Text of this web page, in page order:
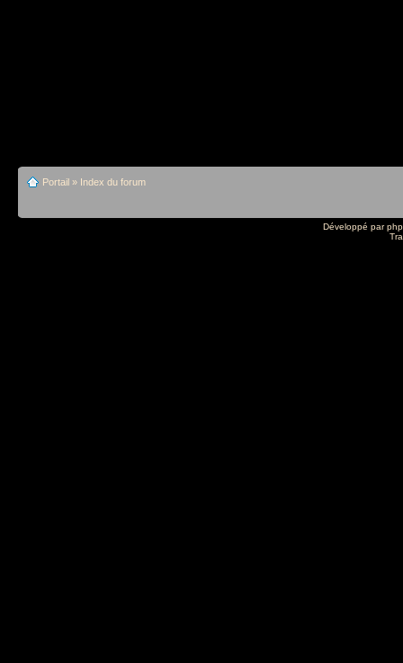
Portail » Index du forum
Développé par